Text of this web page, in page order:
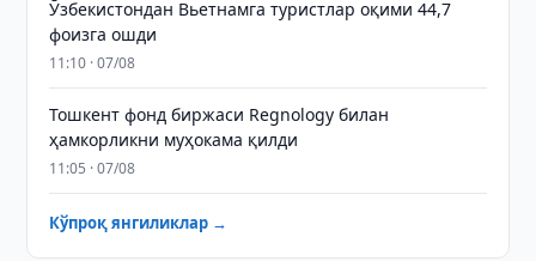
Ўзбекистондан Вьетнамга туристлар оқими 44,7
фоизга ошди
11:10 · 07/08
Тошкент фонд биржаси Regnology билан
ҳамкорликни муҳокама қилди
11:05 · 07/08
Кўпроқ янгиликлар →